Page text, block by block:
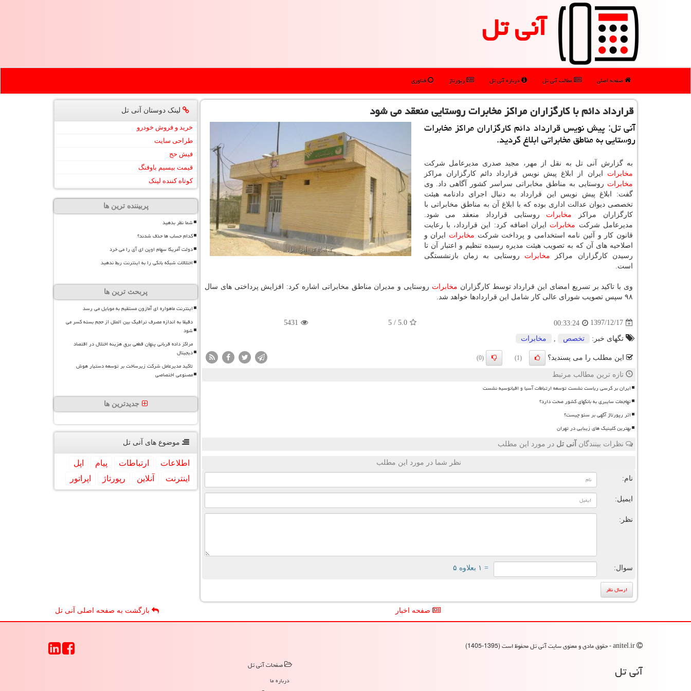
آنی تل
صفحه اصلی مطالب آنی تل درباره آنی تل رپورتاژ فناوری
قرارداد دائم با كارگزاران مراكز مخابرات روستایی منعقد می شود
آنی تل: پیش نویس قرارداد دائم كارگزاران مراكز مخابرات
روستایی به مناطق مخابراتی ابلاغ گردید.
به گزارش آنی تل به نقل از مهر، مجید صدری مدیرعامل شركت
مخابرات ایران از ابلاغ پیش نویس قرارداد دائم كارگزاران مراكز
مخابرات روستایی به مناطق مخابراتی سراسر كشور آگاهی داد. وی
گفت: ابلاغ پیش نویس این قرارداد به دنبال اجرای دادنامه هیئت
تخصصی دیوان عدالت اداری بوده كه با ابلاغ آن به مناطق مخابراتی با
كارگزاران مراكز مخابرات روستایی قرارداد منعقد می شود.
مدیرعامل شركت مخابرات ایران اضافه كرد: این قرارداد، با رعایت
قانون كار و آئین نامه استخدامی و پرداخت شركت مخابرات ایران و
اصلاحیه های آن كه به تصویب هیئت مدیره رسیده تنظیم و اعتبار آن تا
رسیدن كارگزاران مراكز مخابرات روستایی به زمان بازنشستگی
است.
وی با تاكید بر تسریع امضای این قرارداد توسط كارگزاران مخابرات روستایی و مدیران مناطق مخابراتی اشاره كرد: افزایش پرداختی های سال
۹۸ سپس تصویب شورای عالی كار شامل این قراردادها خواهد شد.
1397/12/17
00:33:24
5.0
/
5
5431
تگهای خبر: تخصص مخابرات
این مطلب را می پسندید؟ (1)
(0)
تازه ترین مطالب مرتبط
ایران بر کرسی ریاست نشست توسعه ارتباطات آسیا و اقیانوسیه نشست
تهاجمات سایبری به بانکهای کشور صحت دارد؟
اثر رپورتاژ آگهی بر سئو چیست؟
بهترین کلینیک های زیبایی در تهران
نظرات بینندگان آنی تل در مورد این مطلب
نظر شما در مورد این مطلب
نام:
ایمیل:
نظر:
سوال: = ۱ بعلاوه ۵
لینک دوستان آنی تل
خرید و فروش خودرو
طراحی سایت
فیش حج
قیمت بیسیم باوفنگ
کوتاه کننده لینک
پربیننده ترین ها
شما نظر بدهید
کدام حساب ها حذف شدند؟
دولت آمریکا سهام اوپن ای آی را می خرد
اختلالات شبکه بانکی را به اینترنت ربط ندهید
پربحث ترین ها
اینترنت ماهواره ای آمازون مستقیم به موبایل می رسد
دقیقا به اندازه مصرف ترافیک بین الملل از حجم بسته کسر می
شود
مراکز داده قربانی پنهان قطعی برق هزینه اختلال در اقتصاد
دیجیتال
تاکید مدیرعامل شرکت زیرساخت بر توسعه دستیار هوش
مصنوعی اختصاصی
جدیدترین ها
موضوع های آنی تل
اطلاعات ارتباطات پیام
اپل
اینترنت
آنلاین رپورتاژ اپراتور
صفحه اخبار بازگشت به صفحه اصلی آنی تل
آنی تل صفحات آنی تل
درباره ما